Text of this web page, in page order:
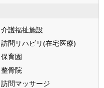
三重県
大阪府
徳島県
介護福祉施設
訪問リハビリ(在宅医療)
保育園
整骨院
訪問マッサージ